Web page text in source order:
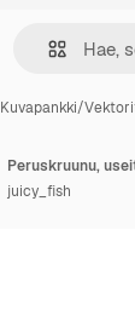
Kuvapankki/
Peruskruunu,
juicy_fish